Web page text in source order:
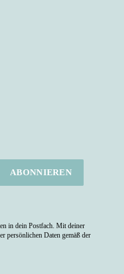
in dein Postfach. Mit deiner
persönlichen Daten gemäß der